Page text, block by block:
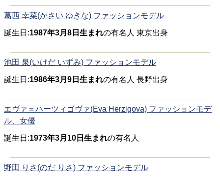
葛西 幸菜(かさい ゆきな) ファッションモデル
誕生日:1987年3月8日生まれの有名人 東京出身
池田 泉(いけだ いずみ) ファッションモデル
誕生日:1986年3月9日生まれの有名人 長野出身
エヴァ＝ハーツィゴヴァ(Eva Herzigova) ファッションモデ
ル、女優
誕生日:1973年3月10日生まれの有名人
野田 りさ(のだ りさ) ファッションモデル